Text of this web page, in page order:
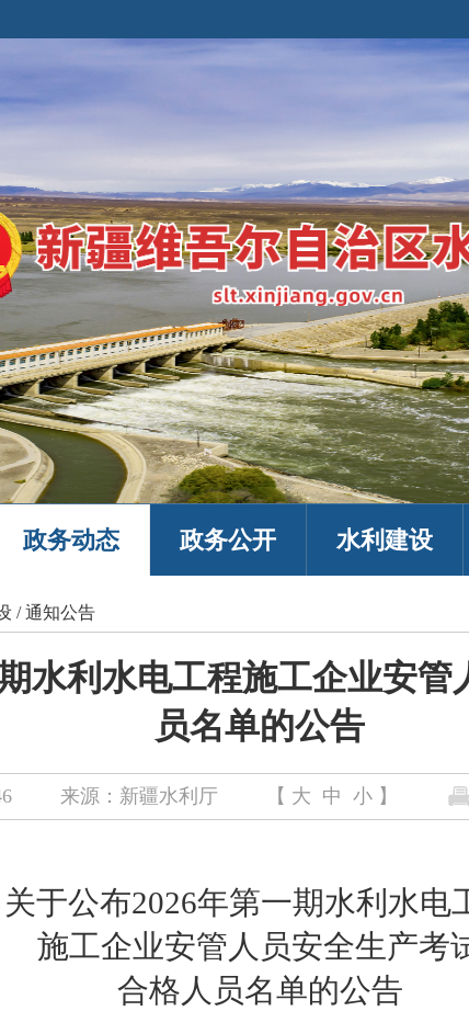
政务动态 政务公开 水利建设
/通知公告
水利水电工程施工企业安
员名单的公告
来源：新疆水利厅 【 大 中 小 】
关于公布2026年第一期水利水电
施工企业安管人员安全生产考
合格人员名单的公告